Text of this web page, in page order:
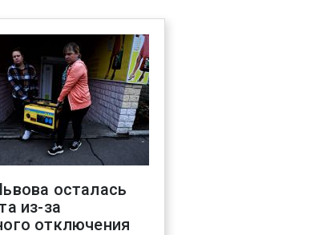
осталась
из-за
отключения